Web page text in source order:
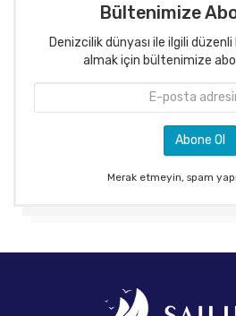
Bültenimize
Denizcilik dünyası ile ilgili
almak için bültenimize
Merak etmeyin, spam